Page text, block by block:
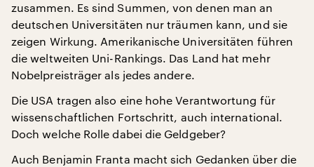
zusammen. Es sind Summen, von denen man an
deutschen Universitäten nur träumen kann, und sie
zeigen Wirkung. Amerikanische Universitäten führen
die weltweiten Uni-Rankings. Das Land hat mehr
Nobelpreisträger als jedes andere.
Die USA tragen also eine hohe Verantwortung für
wissenschaftlichen Fortschritt, auch international.
Doch welche Rolle dabei die Geldgeber?
Auch Benjamin Franta macht sich Gedanken über die